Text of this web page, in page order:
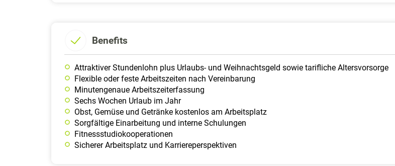
Benefits
Attraktiver Stundenlohn plus Urlaubs- und Weihnachtsgeld sowie tarifliche Altersvorsorge
Flexible oder feste Arbeitszeiten nach Vereinbarung
Minutengenaue Arbeitszeiterfassung
Sechs Wochen Urlaub im Jahr
Obst, Gemüse und Getränke kostenlos am Arbeitsplatz
Sorgfältige Einarbeitung und interne Schulungen
Fitnessstudiokooperationen
Sicherer Arbeitsplatz und Karriereperspektiven